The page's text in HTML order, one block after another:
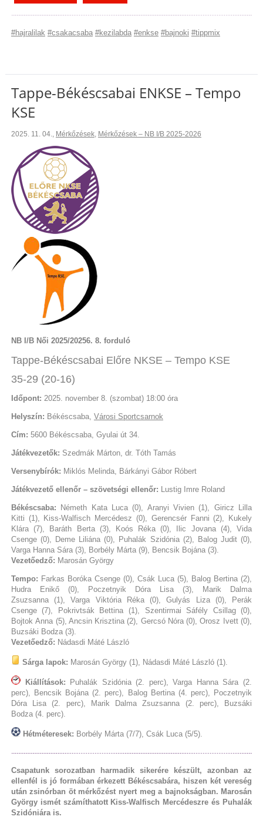
#hajralilak #csakacsaba #kezilabda #enkse #bajnoki #tippmix
Tappe-Békéscsabai ENKSE – Tempo
KSE
2025. 11. 04. Mérkőzések, Mérkőzések – NB I/B 2025-2026
NB I/B Női 2025/20256. 8. forduló
Tappe-Békéscsabai Előre NKSE – Tempo KSE
35-29 (20-16)
Időpont: 2025. november 8. (szombat) 18:00 óra
Helyszín: Békéscsaba, Városi Sportcsarnok
Cím: 5600 Békéscsaba, Gyulai út 34.
Játékvezetők: Szedmák Márton, dr. Tóth Tamás
Versenybírók: Miklós Melinda, Bárkányi Gábor Róbert
Játékvezető ellenőr – szövetségi ellenőr: Lustig Imre Roland
Békéscsaba: Németh Kata Luca (0), Aranyi Vivien (1), Giricz Lilla
Kitti (1), Kiss-Walfisch Mercédesz (0), Gerencsér Fanni (2), Kukely
Klára (7), Baráth Berta (3), Koós Réka (0), Ilic Jovana (4), Vida
Csenge (0), Deme Liliána (0), Puhalák Szidónia (2), Balog Judit (0),
Varga Hanna Sára (3), Borbély Márta (9), Bencsik Bojána (3).
Vezetőedző: Marosán György
Tempo: Farkas Boróka Csenge (0), Csák Luca (5), Balog Bertina (2),
Hudra Enikő (0), Poczetnyik Dóra Lisa (3), Marik Dalma
Zsuzsanna (1), Varga Viktória Réka (0), Gulyás Liza (0), Perák
Csenge (7), Pokrivtsák Bettina (1), Szentirmai Sáfély Csillag (0),
Bojtok Anna (5), Ancsin Krisztina (2), Gercsó Nóra (0), Orosz Ivett (0),
Buzsáki Bodza (3).
Vezetőedző: Nádasdi Máté László
Sárga lapok: Marosán György (1), Nádasdi Máté László (1).
Kiállítások:
Puhalák Szidónia (2. perc), Varga Hanna Sára (2.
perc), Bencsik Bojána (2. perc), Balog Bertina (4. perc), Poczetnyik
Dóra Lisa (2. perc), Marik Dalma Zsuzsanna (2. perc), Buzsáki
Bodza (4. perc).
Hétméteresek: Borbély Márta (7/7), Csák Luca (5/5).
Csapatunk sorozatban harmadik sikerére készült, azonban az
ellenfél is jó formában érkezett Békéscsabára, hiszen két vereség
után zsinórban öt mérkőzést nyert meg a bajnokságban. Marosán
György ismét számíthatott Kiss-Walfisch Mercédeszre és Puhalák
Szidóniára is.